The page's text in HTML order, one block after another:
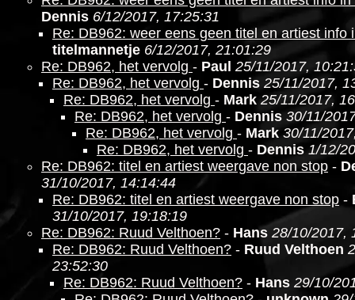
Dennis 6/12/2017, 17:25:31
Re: DB962: weer eens geen titel en artiest info
titelmannetje 6/12/2017, 21:01:29
Re: DB962, het vervolg - Paul 25/11/2017,
Re: DB962, het vervolg - Dennis 25/11/2017,
Re: DB962, het vervolg - Mark 25/11/2017,
Re: DB962, het vervolg - Dennis 30/11/
Re: DB962, het vervolg - Mark 30/11/
Re: DB962, het vervolg - Dennis 1/12/
Re: DB962: titel en artiest weergave non stop -
31/10/2017, 14:14:44
Re: DB962: titel en artiest weergave non stop -
31/10/2017, 19:18:19
Re: DB962: Ruud Velthoen? - Hans 28/10/2017,
Re: DB962: Ruud Velthoen? - Ruud Velthoen
23:52:30
Re: DB962: Ruud Velthoen? - Hans 29/10/